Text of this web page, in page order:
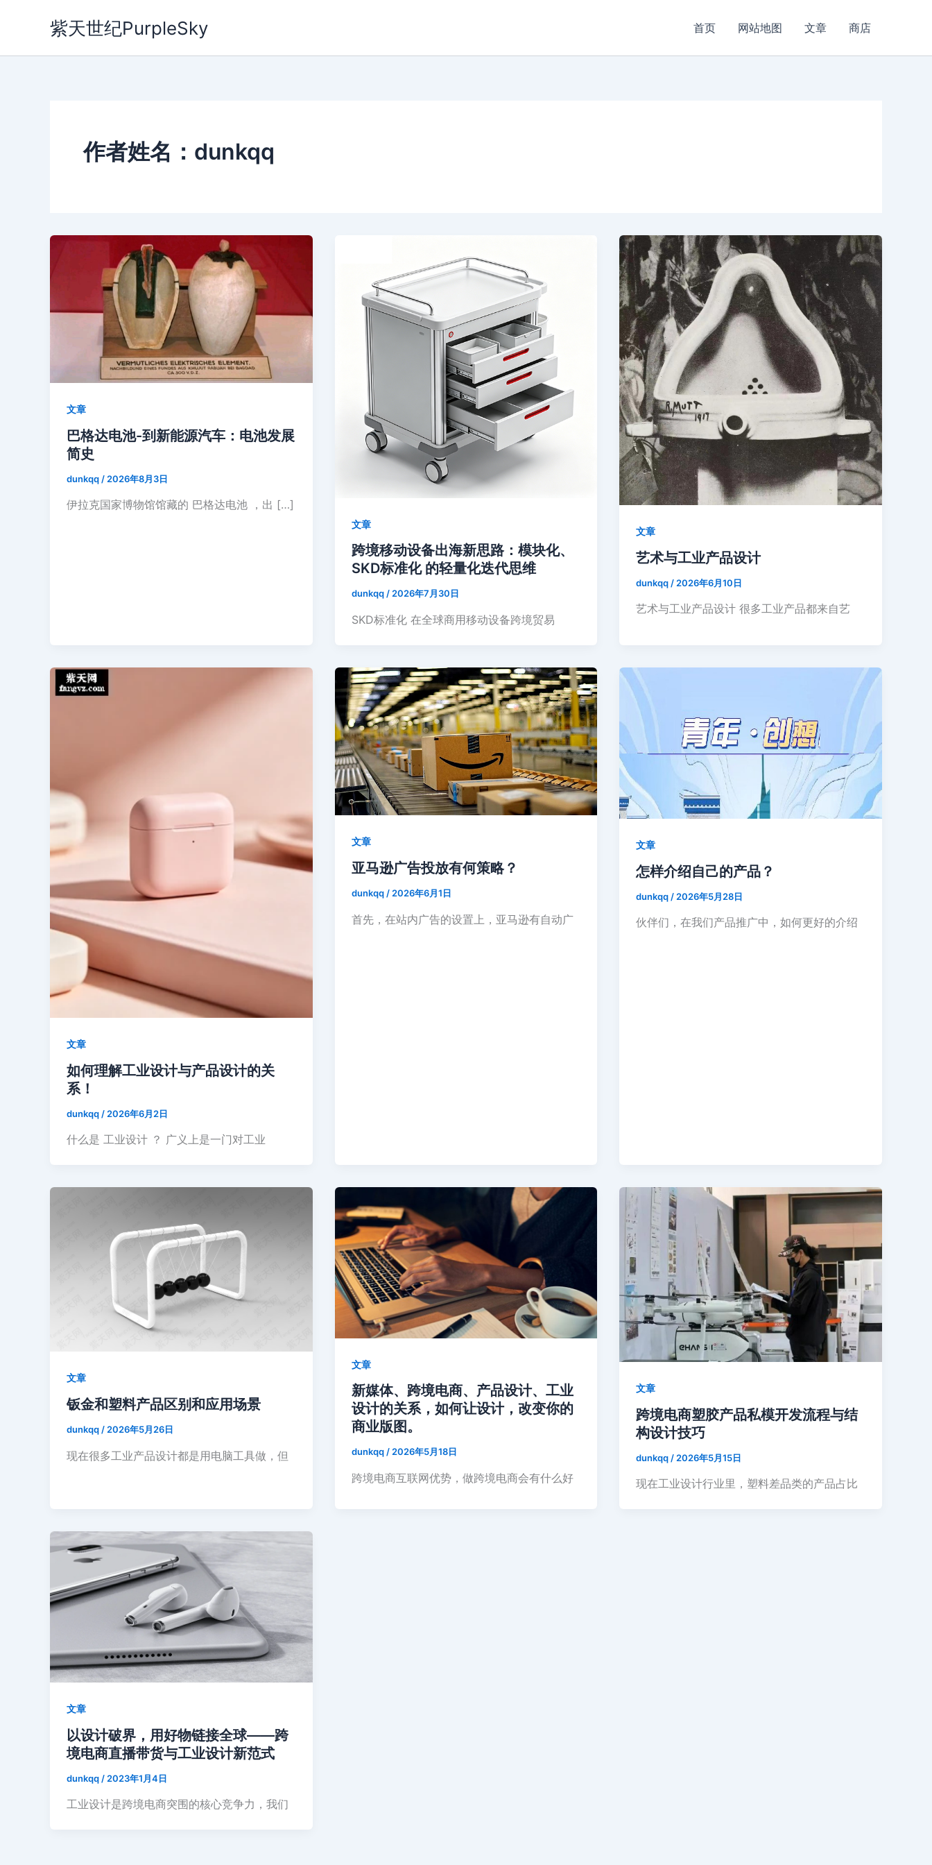
紫天世纪PurpleSky 首页 网站地图 文章 商店
作者姓名：dunkqq
文章
巴格达电池-到新能源汽车：电池发展
简史
dunkqq / 2026年8月3日
伊拉克国家博物馆馆藏的 巴格达电池 ，出 […]
文章
跨境移动设备出海新思路：模块化、
SKD标准化 的轻量化迭代思维
dunkqq/2026年7月30日
SKD标准化 在全球商用移动设备跨境贸易
文章
艺术与工业产品设计
dunkqq / 2026年6月10日
艺术与工业产品设计 很多工业产品都来自艺
文章
如何理解工业设计与产品设计的关
系！
dunkqq / 2026年6月2日
什么是 工业设计 ？ 广义上是一门对工业
文章
亚马逊广告投放有何策略？
dunkqq / 2026年6月1日
首先，在站内广告的设置上，亚马逊有自动广
文章
怎样介绍自己的产品？
dunkqq / 2026年5月28日
伙伴们，在我们产品推广中，如何更好的介绍
文章
钣金和塑料产品区别和应用场景
dunkqq / 2026年5月26日
现在很多工业产品设计都是用电脑工具做，但
文章
新媒体、跨境电商、产品设计、工业
设计的关系，如何让设计，改变你的
商业版图。
dunkqq/2026年5月18日
跨境电商互联网优势，做跨境电商会有什么好
文章
跨境电商塑胶产品私模开发流程与结
构设计技巧
dunkqq / 2026年5月15日
现在工业设计行业里，塑料差品类的产品占比
文章
以设计破界，用好物链接全球——跨
境电商直播带货与工业设计新范式
dunkqq / 2023年1月4日
工业设计是跨境电商突围的核心竞争力，我们